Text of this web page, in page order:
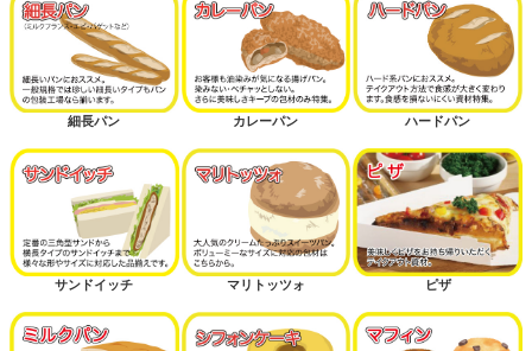
細長パン カレーパン ハードパン
サンドイッチ マリトッツォ ピザ